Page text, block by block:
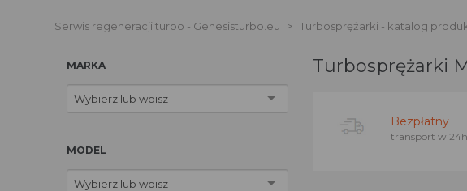
Serwis regeneracji turbo - Genesisturbo.eu Turbosprężarki - katalog
MARKA
Wybierz lub wpisz
MODEL
Wybierz lub wpisz
Turbosprężarki
Bezpłatny
transport w